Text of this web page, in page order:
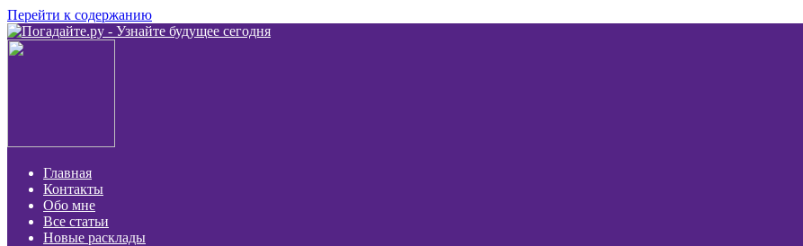
Перейти к содержанию
Главная
Контакты
Обо мне
Все статьи
Новые расклады